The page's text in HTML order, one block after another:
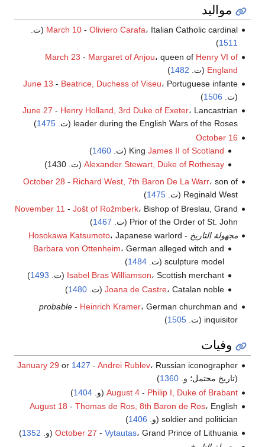
مواليد
March 10- Oliviero Carafa، Italian Catholic cardinal (ت.
1511
)
March 23 - Margaret of Anjou، queen of Henry VI of
England (ت. 1482
)
June 13 - Beatrice, Duchess of Viseu، Portuguese infante
(ت. 1506
)
June 27 - Henry Holland, 3rd Duke of Exeter، Lancastrian
leader during the English Wars of the Roses (ت.
1475
)
October 16
KingJames II of Scotland (ت. 1460
)
Alexander Stewart, Duke of Rothesay(ت. 1430)
October 28 - Richard West, 7th Baron De La Warr، son of
Reginald West (ت.
1475
)
November 11 - Jošt of Rožmberk، Bishop of Breslau, Grand
Prior of the Order of St. John (ت.
1467
)
مجهولة التاريخ -
Hosokawa Katsumoto، Japanese warlord
Barbara von Ottenheim، German alleged witch and
sculpture model (ت.
1484
)
Isabel Bras Williamson، Scottish merchant (ت. 1493
)
Joana de Castre، Catalan noble (ت. 1480
)
probable- Heinrich Kramer، German churchman and
inquisitor (ت.
1505
)
وفيات
January 29 or 1427 - Andrei Rublev، Russian iconographer
(تاريخ محتمل؛ و.1360
)
August 4- Philip I, Duke of Brabant (و.1404
)
August 18 - Thomas de Ros, 8th Baron de Ros، English
soldier and politician (و.
1406
)
October 27 - Vytautas، Grand Prince of Lithuania (و. 1352
)